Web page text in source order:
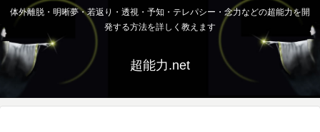
体外離脱・明晰夢・若返り・透視・予知・テレパシー・念力などの超能力を開
発する方法を詳しく教えます
超能力.net